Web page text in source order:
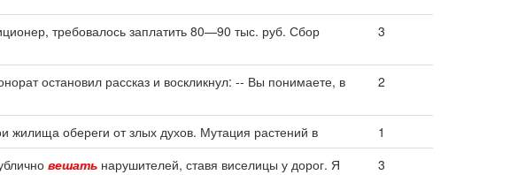
требовалось заплатить 80—90 тыс. руб. Сбор
3
остановил рассказ и воскликнул: -- Вы понимаете, в
2
жилища обереги от злых духов. Мутация растений в
1
вешать нарушителей, ставя виселицы у дорог. Я
3